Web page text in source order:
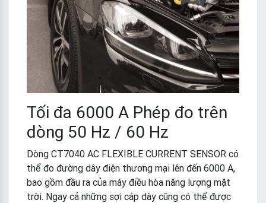
Tối đa 6000 A Phép đo trên
dòng 50 Hz / 60 Hz
Dòng CT7040 AC FLEXIBLE CURRENT SENSOR có
thể đo đường dây điện thương mại lên đến 6000 A,
bao gồm đầu ra của máy điều hòa năng lượng mặt
trời. Ngay cả những sợi cáp dày cũng có thể được